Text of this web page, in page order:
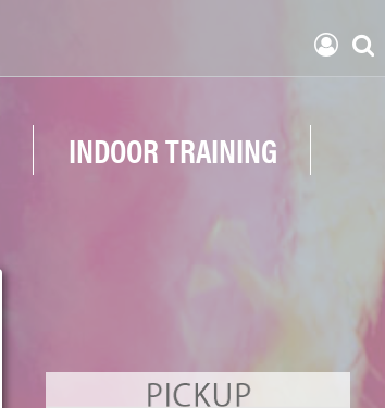
INDOOR TRAINING